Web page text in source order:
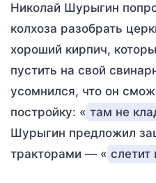
Николай Шурыгин
колхоза разобрать
хороший кирпич,
пустить на свой
усомнился, что он
постройку: « там не
Шурыгин предложил
тракторами — « слетит